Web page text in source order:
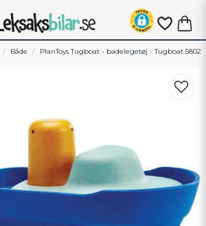
Både PlanToys Tugboat - badelegetøj - Tugboat 5802